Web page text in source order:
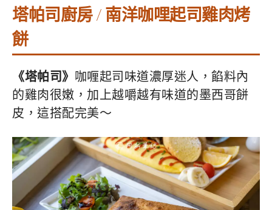
塔帕司廚房 / 南洋咖哩起司雞肉烤
餅
《塔帕司》 咖喱起司味道濃厚迷人，餡料內
的雞肉很嫩，加上越嚼越有味道的墨西哥餅
皮，這搭配完美～